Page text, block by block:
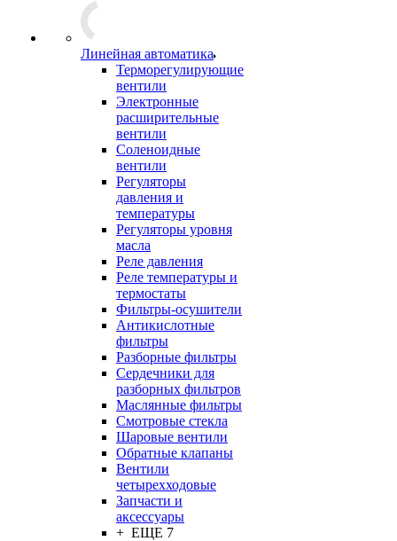
Линейная автоматика
Терморегулирующие
вентили
Электронные
расширительные
вентили
Соленоидные
вентили
Регуляторы
давления и
температуры
Регуляторы уровня
масла
Реле давления
Реле температуры и
термостаты
Фильтры-осушители
Антикислотные
фильтры
Разборные фильтры
Сердечники для
разборных фильтров
Маслянные фильтры
Смотровые стекла
Шаровые вентили
Обратные клапаны
Вентили
четырехходовые
Запчасти и
аксессуары
+ ЕЩЕ 7